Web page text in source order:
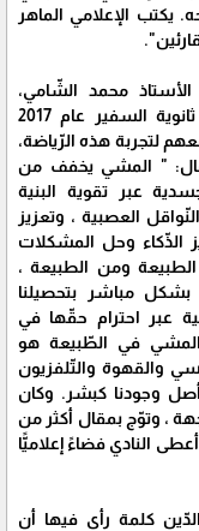
يكتب الإعلامي الماهر
محمد الشّامي،
فاستعاد بدايات إنشاء "نادي هايكينغ" في ثانوية السفير عام 2017
لتجربة هذه الرّياضة،
" المشي يخفف من
عبر تقوية البنية
العصبية ، وتعزيز
الذّكاء وحل المشكلات
ومن الطبيعة ،
الـ 21 المرتبطة بشكل مباشر بتحصيلنا
عبر احترام حقّها في
المشي في الطّبيعة هو
والقهوة والتّلفزيون
أصل وجودنا كبشر. وكان
، وتوّج بمقال أكثر من
النادي فضاءً إعلاميًّا
كلمة رأى فيها أن